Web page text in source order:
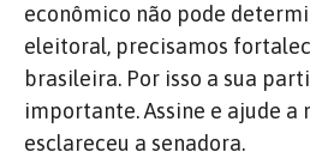
econômico não pode
eleitoral, precisamos
brasileira. Por isso a sua
importante. Assine e ajude a
esclareceu a senadora.